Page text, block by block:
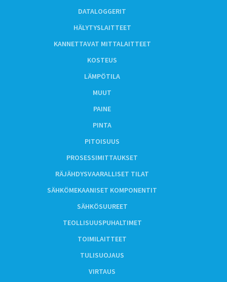
DATALOGGERIT
HÄLYTYSLAITTEET
KANNETTAVAT MITTALAITTEET
KOSTEUS
LÄMPÖTILA
MUUT
PAINE
PINTA
PITOISUUS
PROSESSIMITTAUKSET
RÄJÄHDYSVAARALLISET TILAT
SÄHKÖMEKAANISET KOMPONENTIT
SÄHKÖSUUREET
TEOLLISUUSPUHALTIMET
TOIMILAITTEET
TULISUOJAUS
VIRTAUS